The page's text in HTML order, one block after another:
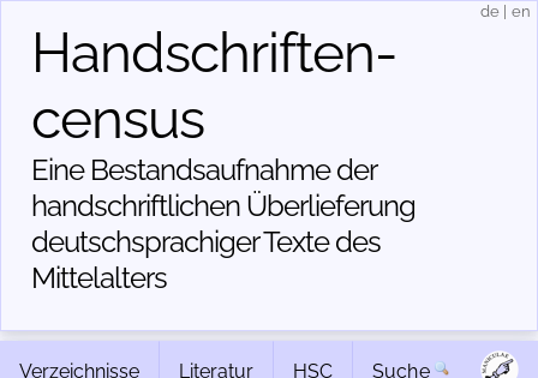
Handschriften­
census
Eine Bestandsaufnahme der
handschriftlichen Über­lieferung
deutschsprachiger Texte des
Mittelalters
de en
Verzeichnisse Literatur HSC Suche